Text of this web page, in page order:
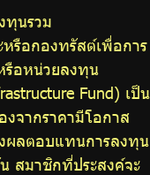
ทุนรวม
รือกองทรัสต์เพื่อการ
รือหน่วยลงทุน
Fund) เป็น
งจากราคามีโอกาส
ผลตอบแทนการลงทุน
สมาชิกที่ประสงค์จะ